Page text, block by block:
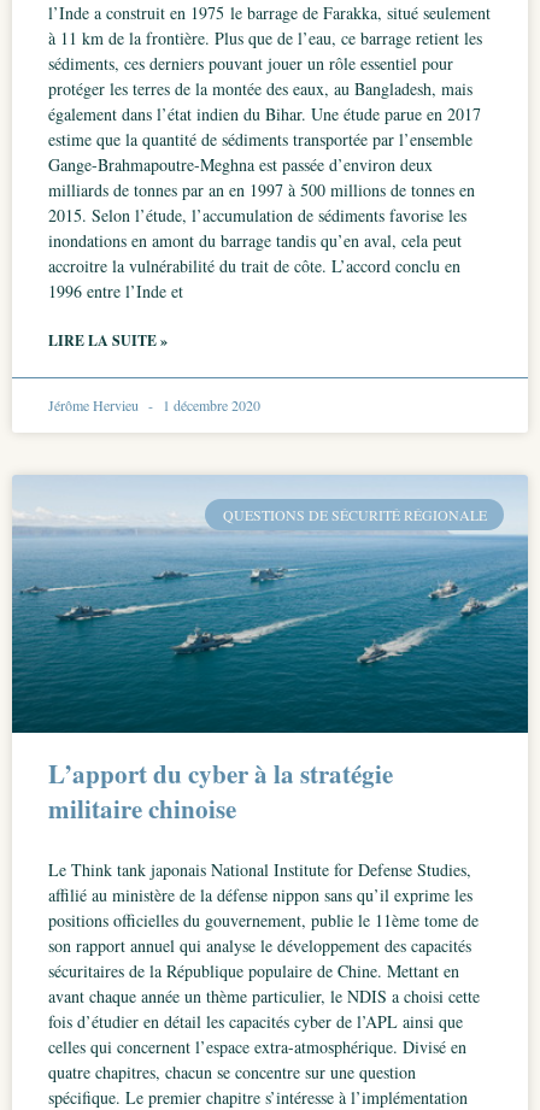
l’Inde a construit en 1975 le barrage de Farakka, situé seulement
à 11 km de la frontière. Plus que de l’eau, ce barrage retient les
sédiments, ces derniers pouvant jouer un rôle essentiel pour
protéger les terres de la montée des eaux, au Bangladesh, mais
également dans l’état indien du Bihar. Une étude parue en 2017
estime que la quantité de sédiments transportée par l’ensemble
Gange-Brahmapoutre-Meghna est passée d’environ deux
milliards de tonnes par an en 1997 à 500 millions de tonnes en
2015. Selon l’étude, l’accumulation de sédiments favorise les
inondations en amont du barrage tandis qu’en aval, cela peut
accroitre la vulnérabilité du trait de côte. L’accord conclu en
1996 entre l’Inde et
LIRE LA SUITE »
Jérôme Hervieu 1 décembre 2020
QUESTIONS DE SÉCURITÉ RÉGIONALE
L’apport du cyber à la stratégie
militaire chinoise
Le Think tank japonais National Institute for Defense Studies,
affilié au ministère de la défense nippon sans qu’il exprime les
positions officielles du gouvernement, publie le 11ème tome de
son rapport annuel qui analyse le développement des capacités
sécuritaires de la République populaire de Chine. Mettant en
avant chaque année un thème particulier, le NDIS a choisi cette
fois d’étudier en détail les capacités cyber de l’APL ainsi que
celles qui concernent l’espace extra-atmosphérique. Divisé en
quatre chapitres, chacun se concentre sur une question
spécifique. Le premier chapitre s’intéresse à l’implémentation